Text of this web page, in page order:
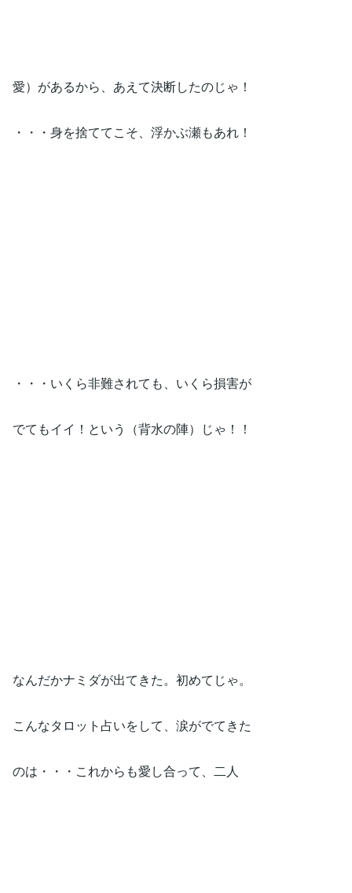
愛）があるから、あえて決断したのじゃ！
・・・身を捨ててこそ、浮かぶ瀬もあれ！
・・・いくら非難されても、いくら損害が
でてもイイ！という（背水の陣）じゃ！！
なんだかナミダが出てきた。初めてじゃ。
こんなタロット占いをして、涙がでてきた
のは・・・これからも愛し合って、二人